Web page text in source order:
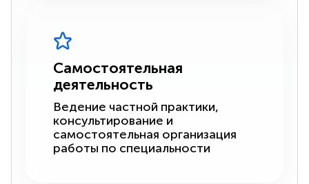
Самостоятельная
деятельность
Ведение частной практики,
консультирование и
самостоятельная организация
работы по специальности